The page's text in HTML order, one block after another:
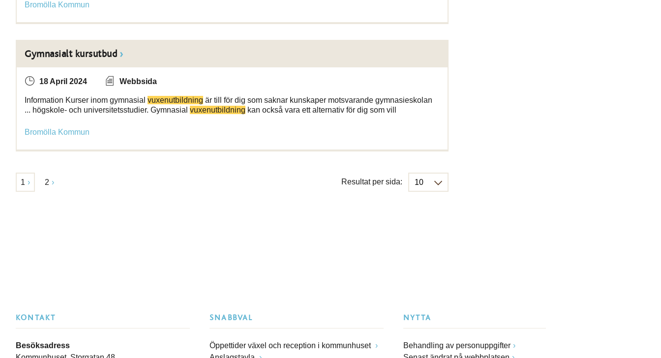
Bromölla Kommun
Gymnasialt kursutbud
18 April 2024 Webbsida
Information Kurser inom gymnasial vuxenutbildning är till för dig som saknar kunskaper motsvarande gymnasieskolan
... högskole- och universitetsstudier. Gymnasial vuxenutbildning kan också vara ett alternativ för dig som vill
Bromölla Kommun
1 2 Resultat per sida:
KONTAKT
Besöksadress
SNABBVAL
Öppettider växel och reception i kommunhuset
NYTTA
Behandling av personuppgifter